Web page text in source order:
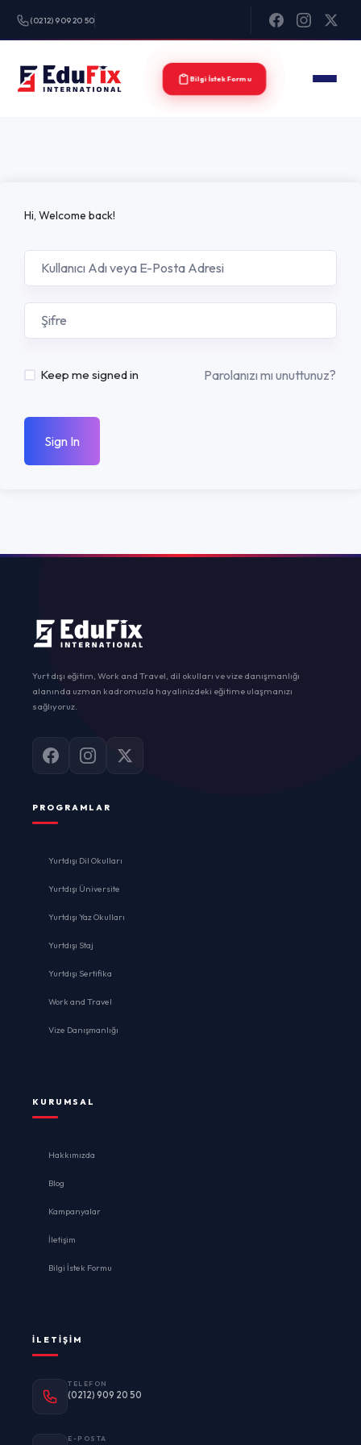
(0212) 909 20 50
Bilgi İstek Formu
Hi, Welcome back!
Keep me signed in Parolanızı mı unuttunuz?
Sign In
Yurt dışı eğitim, Work and Travel, dil okulları ve vize danışmanlığı
alanında uzman kadromuzla hayalinizdeki eğitime ulaşmanızı
sağlıyoruz.
PROGRAMLAR
Yurtdışı Dil Okulları
Yurtdışı Üniversite
Yurtdışı Yaz Okulları
Yurtdışı Staj
Yurtdışı Sertifika
Work and Travel
Vize Danışmanlığı
KURUMSAL
Hakkımızda
Blog
Kampanyalar
İletişim
Bilgi İstek Formu
İLETIŞIM
TELEFON
(0212) 909 20 50
E-POSTA